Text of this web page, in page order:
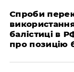
​Спроби
балістиці в
про позицію